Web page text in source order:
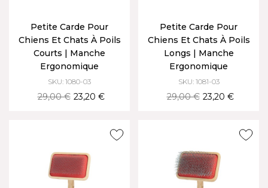
Petite Carde Pour
Chiens Et Chats À Poils
Courts | Manche
Ergonomique
SKU: 1080-03
29,00 € 23,20 €
Petite Carde Pour
Chiens Et Chats À Poils
Longs | Manche
Ergonomique
SKU: 1081-03
29,00 € 23,20 €